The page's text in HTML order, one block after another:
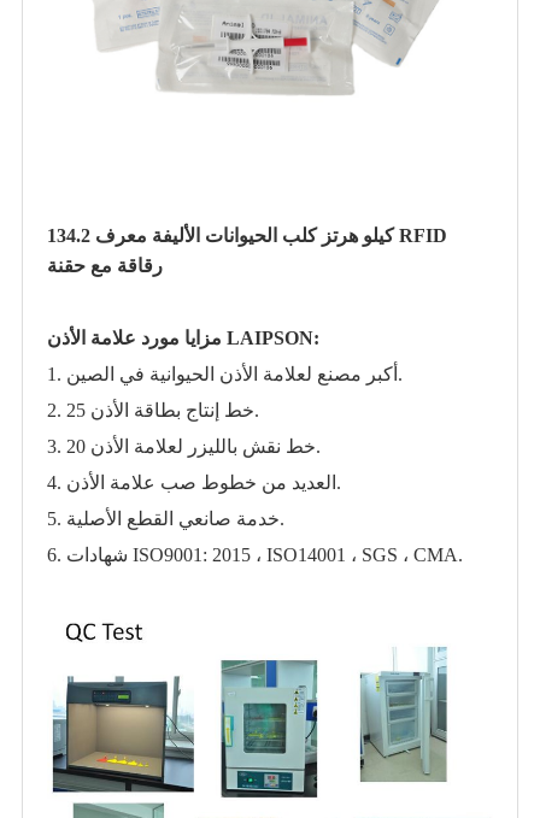
134.2 كيلو هرتز كلب الحيوانات الأليفة معرف RFID
رقاقة مع حقنة
مزايا مورد علامة الأذن LAIPSON:
1. أكبر مصنع لعلامة الأذن الحيوانية في الصين.
2. 25 خط إنتاج بطاقة الأذن.
3. 20 خط نقش بالليزر لعلامة الأذن.
4. العديد من خطوط صب علامة الأذن.
5. خدمة صانعي القطع الأصلية.
6. شهادات ISO9001: 2015 ، ISO14001 ، SGS ، CMA.